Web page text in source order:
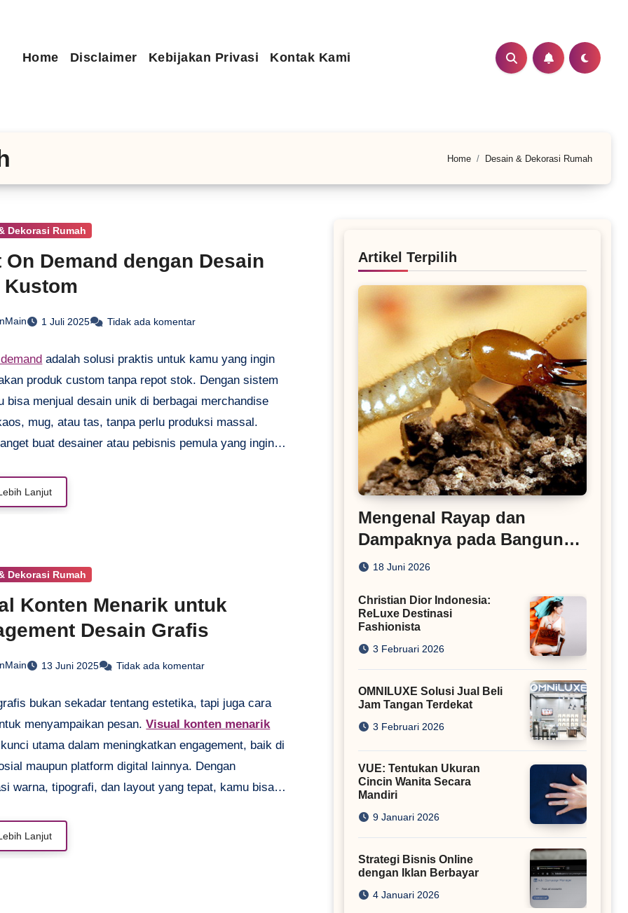
Home Disclaimer Kebijakan Privasi Kontak Kami
Home Desain & Dekorasi Rumah
Dekorasi Rumah
On Demand dengan Desain
Kustom
1 Juli 2025 Tidak ada komentar
adalah solusi praktis untuk kamu yang ingin
produk custom tanpa repot stok. Dengan sistem
bisa menjual desain unik di berbagai merchandise
mug, atau tas, tanpa perlu produksi massal.
buat desainer atau pebisnis pemula yang ingin
di platform POD, dan biarkan sistem yang mencetak
order. Enggak perlu khawatir rugi karena barang
Lanjut
Dekorasi Rumah
Konten Menarik untuk
Desain Grafis
13 Juni 2025 Tidak ada komentar
bukan sekadar tentang estetika, tapi juga cara
menyampaikan pesan.Visual konten menarik
utama dalam meningkatkan engagement, baik di
maupun platform digital lainnya. Dengan
warna, tipografi, dan layout yang tepat, kamu bisa
memikat di tengah persaingan yang ketat. Artikel
Lanjut
Artikel Terpilih
Mengenal Rayap dan
Dampaknya pada Bangunan
Rumah
18 Juni 2026
Christian Dior Indonesia:
ReLuxe Destinasi
Fashionista
3 Februari 2026
OMNILUXE Solusi Jual Beli
Jam Tangan Terdekat
3 Februari 2026
VUE: Tentukan Ukuran
Cincin Wanita Secara
Mandiri
9 Januari 2026
Strategi Bisnis Online
dengan Iklan Berbayar
4 Januari 2026